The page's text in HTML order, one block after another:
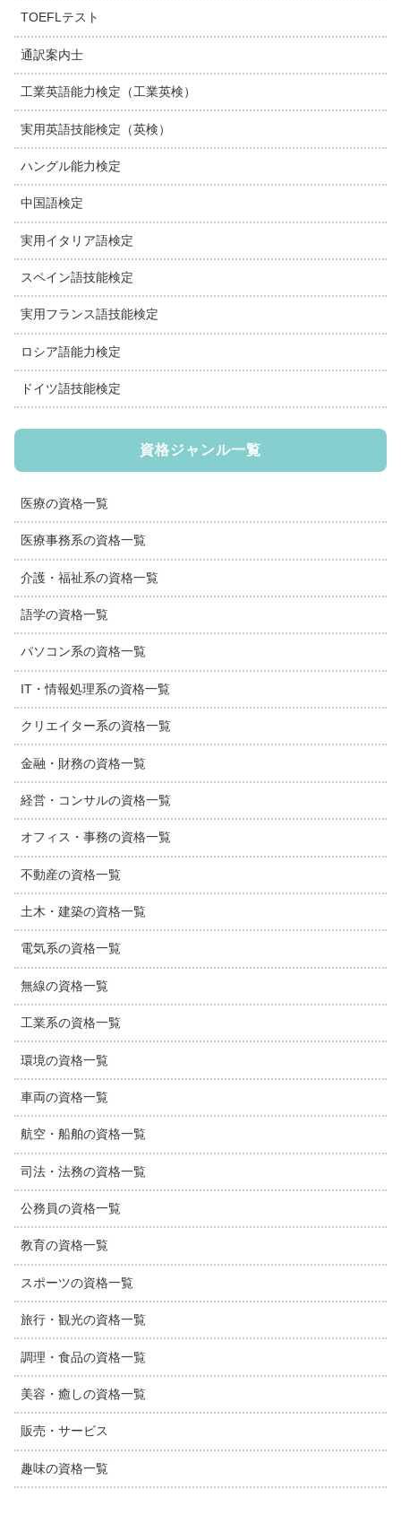
TOEFLテスト
通訳案内士
工業英語能力検定（工業英検）
実用英語技能検定（英検）
ハングル能力検定
中国語検定
実用イタリア語検定
スペイン語技能検定
実用フランス語技能検定
ロシア語能力検定
ドイツ語技能検定
資格ジャンル一覧
医療の資格一覧
医療事務系の資格一覧
介護・福祉系の資格一覧
語学の資格一覧
パソコン系の資格一覧
IT・情報処理系の資格一覧
クリエイター系の資格一覧
金融・財務の資格一覧
経営・コンサルの資格一覧
オフィス・事務の資格一覧
不動産の資格一覧
土木・建築の資格一覧
電気系の資格一覧
無線の資格一覧
工業系の資格一覧
環境の資格一覧
車両の資格一覧
航空・船舶の資格一覧
司法・法務の資格一覧
公務員の資格一覧
教育の資格一覧
スポーツの資格一覧
旅行・観光の資格一覧
調理・食品の資格一覧
美容・癒しの資格一覧
販売・サービス
趣味の資格一覧